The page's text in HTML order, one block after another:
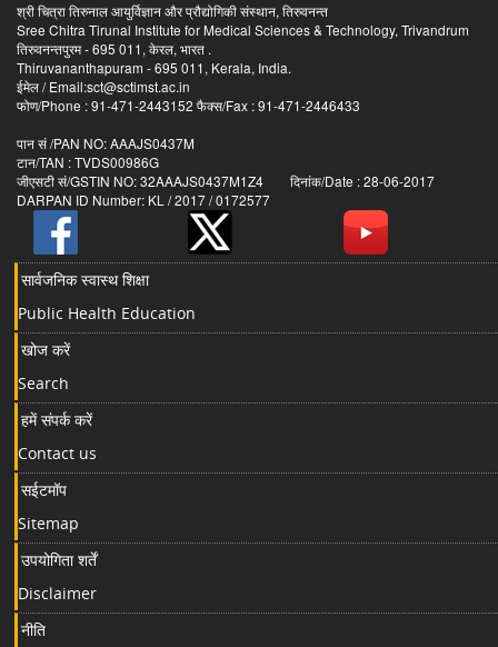
श्री चित्रा तिरुनाल आयुर्विज्ञान और प्रौद्योगिकी संस्थान, तिरुवनन्त
Sree Chitra Tirunal Institute for Medical Sciences & Technology, Trivandrum
तिरुवनन्तपुरम - 695 011, केरल, भारत .
Thiruvananthapuram - 695 011, Kerala, India.
ईमेल / Email:sct@sctimst.ac.in
फोण/Phone : 91-471-2443152 फैक्स/Fax : 91-471-2446433
पान सं /PAN NO: AAAJS0437M
टान/TAN : TVDS00986G
जीएसटी सं/GSTIN NO: 32AAAJS0437M1Z4 दिनांक/Date : 28-06-2017
DARPAN ID Number: KL / 2017 / 0172577
सार्वजनिक स्वास्थ शिक्षा
Public Health Education
खोज करें
Search
हमें संपर्क करें
Contact us
सईटमॉप
Sitemap
उपयोगिता शर्तें
Disclaimer
नीति